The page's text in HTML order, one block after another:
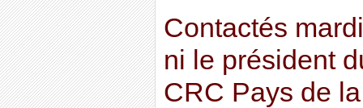
Contactés
ni le président
CRC Pays de